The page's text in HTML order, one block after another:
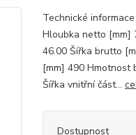
Technické
Hloubka netto [mm]
46.00 Šířka brutto
[mm] 490 Hmotnost
Šířka vnitřní část...
Dostupnost